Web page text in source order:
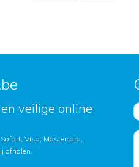
veilige online
Visa, Mastercard,
afhalen.